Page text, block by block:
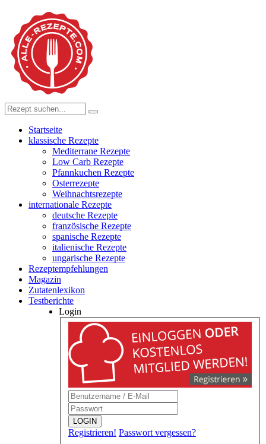
Startseite
klassische Rezepte
Mediterrane Rezepte
Low Carb Rezepte
Pfannkuchen Rezepte
Osterrezepte
Weihnachtsrezepte
internationale Rezepte
deutsche Rezepte
französische Rezepte
spanische Rezepte
italienische Rezepte
ungarische Rezepte
Rezeptempfehlungen
Magazin
Zutatenlexikon
Testberichte
Login
LOGIN
Registrieren! Passwort vergessen?